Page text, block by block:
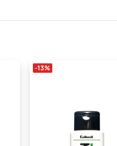
-13%